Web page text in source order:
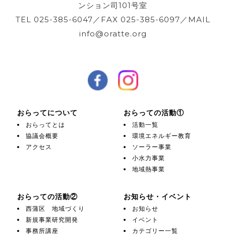
ンション司101号室
TEL 025-385-6047／FAX 025-385-6097／MAIL
info@oratte.org
おらってについて
おらってとは
協議会概要
アクセス
おらっての活動①
活動一覧
環境エネルギー教育
ソーラー事業
小水力事業
地域熱事業
おらっての活動②
西蒲区 地域づくり
新規事業研究開発
事務所講座
お知らせ・イベント
お知らせ
イベント
カテゴリー一覧